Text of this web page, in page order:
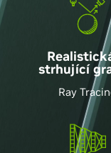
strhující
Ray